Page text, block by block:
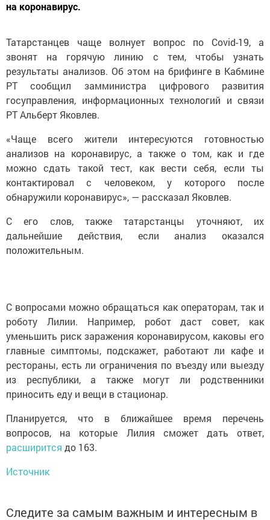
на коронавирус.
Татарстанцев чаще волнует вопрос по Covid-19, а
звонят на горячую линию с тем, чтобы узнать
результаты анализов. Об этом на брифинге в Кабмине
РТ сообщил замминистра цифрового развития
госуправления, информационных технологий и связи
РТ Альберт Яковлев.
«Чаще всего жители интересуются готовностью
анализов на коронавирус, а также о том, как и где
можно сдать такой тест, как вести себя, если ты
контактировал с человеком, у которого после
обнаружили коронавирус», — рассказал Яковлев.
С его слов, также татарстанцы уточняют, их
дальнейшие действия, если анализ оказался
положительным.
С вопросами можно обращаться как операторам, так и
роботу Лилии. Например, робот даст совет, как
уменьшить риск заражения коронавирусом, каковы его
главные симптомы, подскажет, работают ли кафе и
рестораны, есть ли ограничения по въезду или выезду
из республики, а также могут ли родственники
приносить еду и вещи в стационар.
Планируется, что в ближайшее время перечень
вопросов, на которые Лилия сможет дать ответ,
расширится до 163.
Источник
Следите за самым важным и интересным в